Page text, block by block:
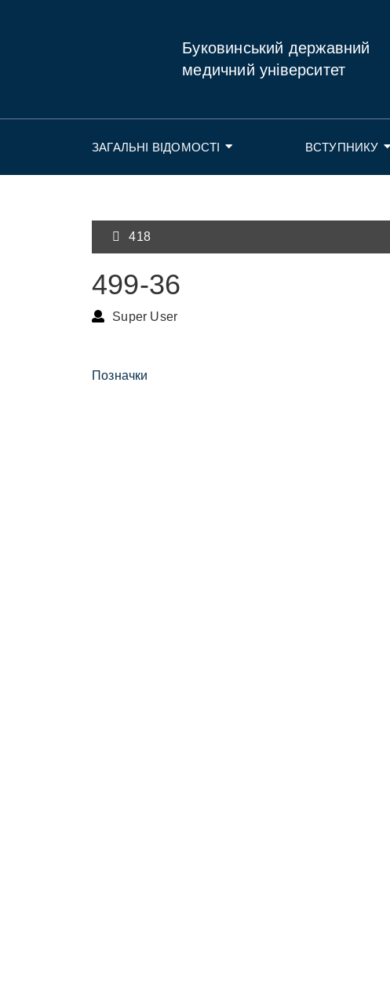
Буковинський державний
медичний університет
ЗАГАЛЬНІ ВІДОМОСТІ ВСТУПНИКУ
418
499-36
Super User
Позначки